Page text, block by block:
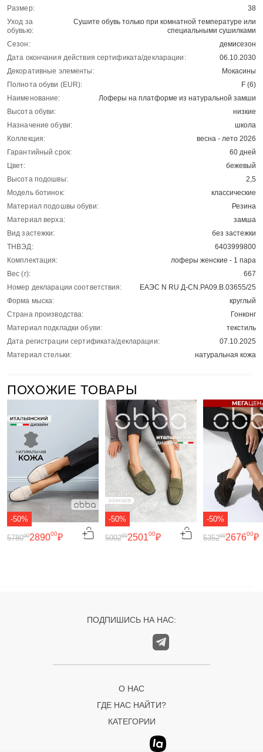
Размер:
38
Уход за
обувью:
Сушите обувь только при комнатной температуре или
специальными сушилками
Сезон:
демисезон
Дата окончания действия сертификата/декларации:
06.10.2030
Декоративные элементы:
Мокасины
Полнота обуви (EUR):
F (6)
Наименование:
Лоферы на платформе из натуральной замши
Высота обуви:
низкие
Назначение обуви:
школа
Коллекция:
весна - лето 2026
Гарантийный срок:
60 дней
Цвет:
бежевый
Высота подошвы:
2,5
Модель ботинок:
классические
Материал подошвы обуви:
Резина
Материал верха:
замша
Вид застежки:
без застежки
ТНВЭД:
6403999800
Комплектация:
лоферы женские - 1 пара
Вес (г):
667
Номер декларации соответствия:
ЕАЭС N RU Д-CN.РА09.В.03655/25
Форма мыска:
круглый
Страна производства:
Гонконг
Материал подкладки обуви:
текстиль
Дата регистрации сертификата/декларации:
07.10.2025
Материал стельки:
натуральная кожа
ПОХОЖИЕ ТОВАРЫ
-50%
289000₽
578000
-50%
250100₽
500200
-50%
267600₽
535200
ПОДПИШИСЬ НА НАС:
О НАС
ГДЕ НАС НАЙТИ?
КАТЕГОРИИ